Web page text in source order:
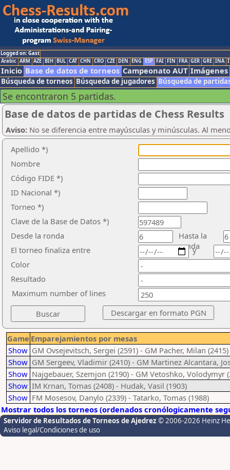
Logged on: Gast
Arabic ARM AZE BIH BUL CAT CHN CRO CZE DEN ENG ESP FAI FIN FRA GER GRE INA
Inicio Base de datos de torneos Campeonato AUT Imágenes
Búsqueda de torneos Búsqueda de jugadores Búsqueda de
Se encontraron 5 partidas.
Base de datos de partidas de Chess Results
Aviso: No se diferencia entre mayúsculas y minúsculas. Al
Apellido *)
Nombre
Código FIDE *)
ID Nacional *)
Torneo *)
Clave de la Base de Datos *)
Desde la ronda
Hasta la
ronda
El torneo finaliza entre
Color
Resultado
y
Maximum number of lines
Game Emparejamientos por mesas
Show GM Ovsejevitsch, Sergei (2591) - GM Pacher, Milan (2415)
Show GM Sergeev, Vladimir (2410) - GM Martinez Alcantara,
Show Najgebauer, Szemjon (2190) - GM Vetoshko, Volodymyr
Show IM Krnan, Tomas (2408) - Hudak, Vasil (1903)
Show FM Mosesov, Danylo (2339) - Tatarko, Tomas (1988)
Mostrar todos los torneos (ordenados cronólogicamente
Servidor de Resultados de Torneos de Ajedrez © 2006-2026 Heinz
Aviso legal/Condiciones de uso